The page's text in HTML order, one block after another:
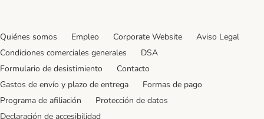
Quiénes somos Empleo Corporate Website
Aviso Legal
Condiciones comerciales generales
DSA
Formulario de desistimiento
Contacto
Gastos de envío y plazo de entrega
Formas de pago
Programa de afiliación
Protección de datos
Declaración de accesibilidad